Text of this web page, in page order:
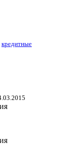
кредитные